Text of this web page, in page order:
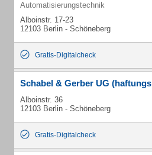
Automatisierungstechnik
Alboinstr. 17-23
12103 Berlin - Schöneberg
Gratis-Digitalcheck
Schabel & Gerber UG
Alboinstr. 36
12103 Berlin - Schöneberg
Gratis-Digitalcheck